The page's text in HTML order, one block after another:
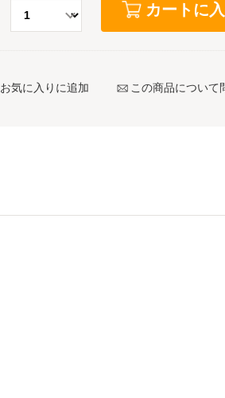
カートに
この商品について
お気に入りに追加